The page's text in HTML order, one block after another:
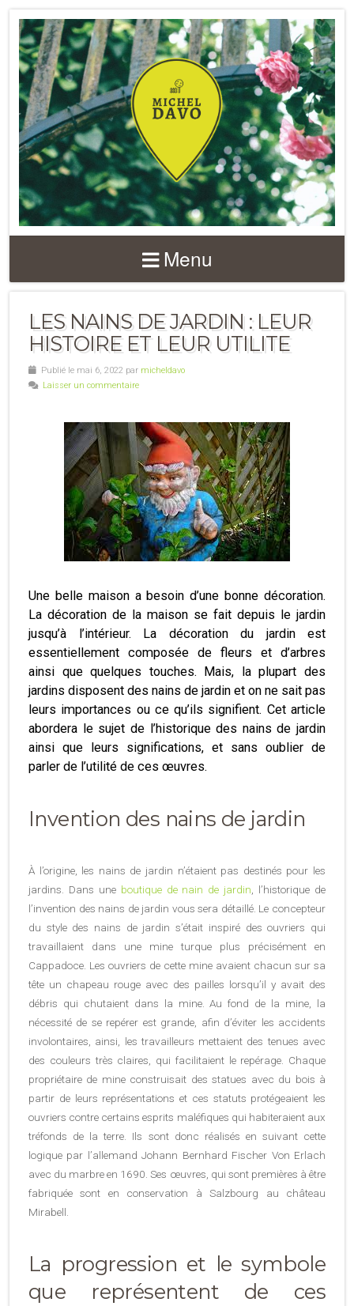
Menu
LES NAINS DE JARDIN : LEUR
HISTOIRE ET LEUR UTILITE
Publié le mai 6, 2022 par micheldavo
Laisser un commentaire
Une belle maison a besoin d’une bonne décoration.
La décoration de la maison se fait depuis le jardin
jusqu’à l’intérieur. La décoration du jardin est
essentiellement composée de fleurs et d’arbres
ainsi que quelques touches. Mais, la plupart des
jardins disposent des nains de jardin et on ne sait pas
leurs importances ou ce qu’ils signifient. Cet article
abordera le sujet de l’historique des nains de jardin
ainsi que leurs significations, et sans oublier de
parler de l’utilité de ces œuvres.
Invention des nains de jardin
À l’origine, les nains de jardin n’étaient pas destinés pour les
jardins. Dans une boutique de nain de jardin , l’historique de
l’invention des nains de jardin vous sera détaillé. Le concepteur
du style des nains de jardin s’était inspiré des ouvriers qui
travaillaient dans une mine turque plus précisément en
Cappadoce. Les ouvriers de cette mine avaient chacun sur sa
tête un chapeau rouge avec des pailles lorsqu’il y avait des
débris qui chutaient dans la mine. Au fond de la mine, la
nécessité de se repérer est grande, afin d’éviter les accidents
involontaires, ainsi, les travailleurs mettaient des tenues avec
des couleurs très claires, qui facilitaient le repérage. Chaque
propriétaire de mine construisait des statues avec du bois à
partir de leurs représentations et ces statuts protégeaient les
ouvriers contre certains esprits maléfiques qui habiteraient aux
tréfonds de la terre. Ils sont donc réalisés en suivant cette
logique par l’allemand Johann Bernhard Fischer Von Erlach
avec du marbre en 1690. Ses œuvres, qui sont premières à être
fabriquée sont en conservation à Salzbourg au château
Mirabell.
La progression et le symbole
que représentent de ces